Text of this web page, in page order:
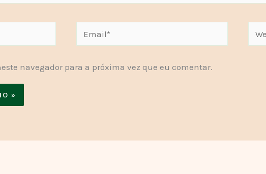
navegador para a próxima vez que eu comentar.